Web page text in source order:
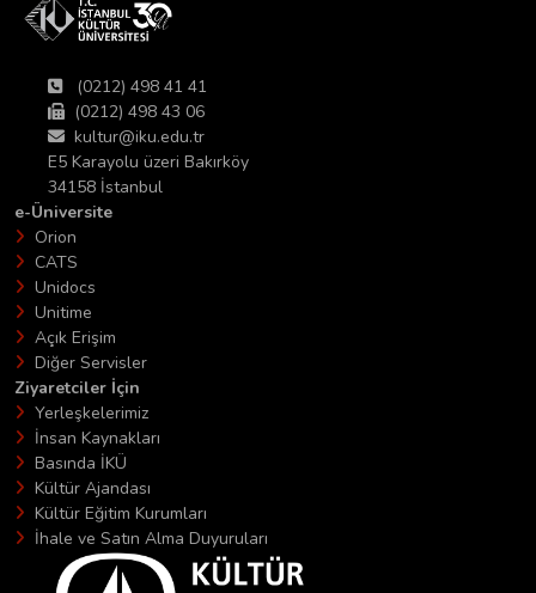
(0212) 498 41 41
(0212) 498 43 06
kultur@iku.edu.tr
E5 Karayolu üzeri Bakırköy
34158 İstanbul
e-Üniversite
Orion
CATS
Unidocs
Unitime
Açık Erişim
Diğer Servisler
Ziyaretciler İçin
Yerleşkelerimiz
İnsan Kaynakları
Basında İKÜ
Kültür Ajandası
Kültür Eğitim Kurumları
İhale ve Satın Alma Duyuruları